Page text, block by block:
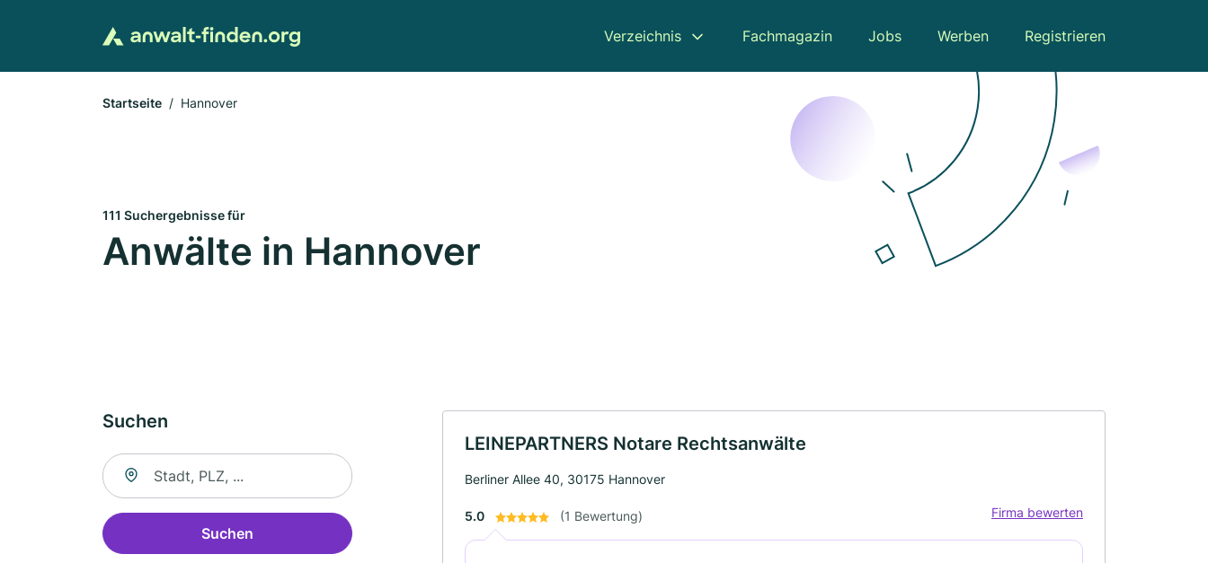
Verzeichnis Fachmagazin Jobs Werben Registrieren
Startseite Hannover
111 Suchergebnisse für
Anwälte in Hannover
Suchen
Suche nach Ort
Suchen
LEINEPARTNERS Notare Rechtsanwälte
Berliner Allee 40, 30175 Hannover
5.0 (1 Bewertung) Firma bewerten